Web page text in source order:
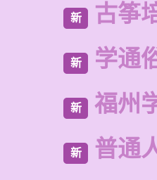
新 古筝
新 学通
新 福州
新 普通